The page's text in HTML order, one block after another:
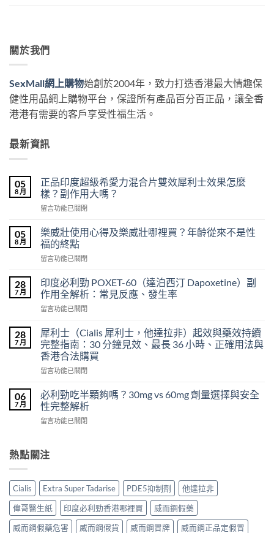
關於我們
SexMall網上購物始創於2004年，致力打造香港最大情趣保
健性用品網上購物平台，保證所有產品百分百正品，讓全香
港港有需要的客戶享受性福生活。
最新資訊
05
8 月
正品印度超級希愛力混合片雙效犀利士效果怎麼
樣？副作用大嗎？
在
品
印
度
超
希
愛
力
混
片
雙
效
犀
利
效
果
怎
麼
作
嗎？〉
中
留言功能已關閉
05
8 月
樂威壯使用心得及樂威壯哪裡買？年齡從來不是性
福的終點
在
威
壯
使
用
得
及
樂
威
壯
裡
買？
年
齡
不
福
的
終
點〉
中
留言功能已關閉
28
7 月
印度必利勁 POXET-60（達泊西汀 Dapoxetine）副
作用全解析：常見反應、發生率
在
度
必
利
勁
POXET-
泊
西
汀
Dapoxetine）
用
析：
常
見
反
應、
留言功能已關閉
28
7 月
犀利士（Cialis 犀利士，他達拉非）起效與藥效持續
完整指南：30 分鐘見效、最長 36 小時、正確用法與
香港合法購買
在
利
士
（Cialis
犀
他
非）
起
效
與
藥
留言功能已關閉
06
7 月
必利勁吃半顆夠嗎？30mg vs 60mg 劑量選擇與安全
性完整解析
在
勁
吃
顆
夠
嗎？
30mg
vs
留言功能已關閉
熱點關注
Cialis Extra Super Tadarise PDE5抑制劑
他達拉非
偉哥醫生紙
印度必利勁香港哪裡買
威而鋼假藥
威而鋼假藥危害
威而鋼假貨 威而鋼冒牌 威而鋼正品定假冒